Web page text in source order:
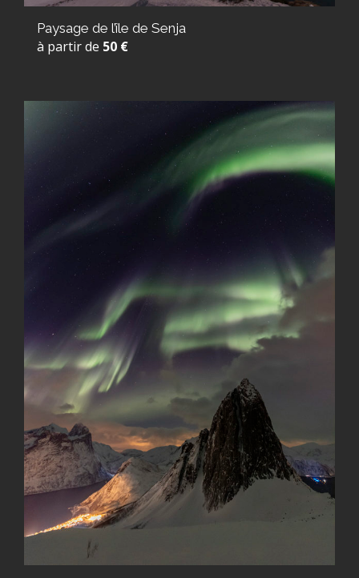
Paysage de l’île de Senja
à partir de 50 €